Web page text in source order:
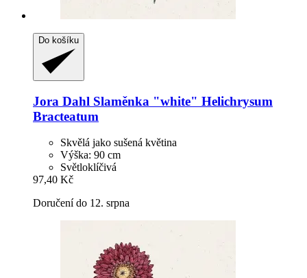
Do košíku
Jora Dahl Slaměnka "white" Helichrysum
Bracteatum
Skvělá jako sušená květina
Výška: 90 cm
Světloklíčivá
97,40 Kč
Doručení do 12. srpna